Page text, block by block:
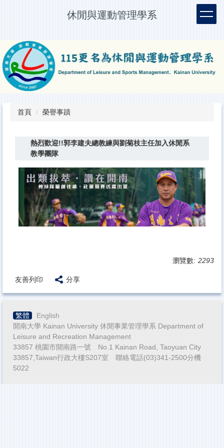
內
容
區
休閒與運動管理學系
首頁 榮譽事蹟
熱烈歡迎!!郭李建夫總教練與劉菊枝主任加入休閒系
教學團隊
瀏覽數: 2293
友善列印 分享
繁體
English
開南大學 Kainan University 休閒事業管理學系 Department of
Leisure and Recreation Management
33857 桃園市開南路一號 No.1 Kainan Road, Taoyuan City
33857,Taiwan行政大樓S207室 聯絡電話(03)341-2500分機
5022